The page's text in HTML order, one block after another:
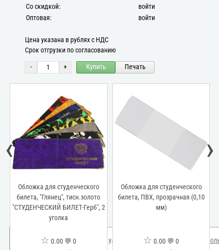
Со скидкой:
войти
Оптовая:
войти
Цена указана в рублях с НДС
Срок отгрузки по согласованию
- + Купить Печать
Обложка для студенческого
билета, "Глянец", тисн.золото
"СТУДЕНЧЕСКИЙ БИЛЕТ-Герб", 2
уголка
☆ 0.00 💬 0
Обложка для студенческого
билета, ПВХ, прозрачная (0,10
мм)
☆ 0.00 💬 0
‹ ›
Мы используем куки для улучшения вашего опыта. Узнать